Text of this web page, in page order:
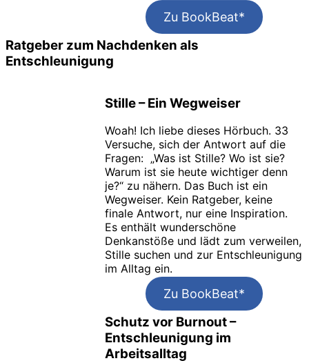
Zu BookBeat*
Ratgeber zum Nachdenken als
Entschleunigung
Stille – Ein Wegweiser
Woah! Ich liebe dieses Hörbuch. 33
Versuche, sich der Antwort auf die
Fragen: „Was ist Stille? Wo ist sie?
Warum ist sie heute wichtiger denn
je?“ zu nähern. Das Buch ist ein
Wegweiser. Kein Ratgeber, keine
finale Antwort, nur eine Inspiration.
Es enthält wunderschöne
Denkanstöße und lädt zum verweilen,
Stille suchen und zur Entschleunigung
im Alltag ein.
Zu BookBeat*
Schutz vor Burnout –
Entschleunigung im
Arbeitsalltag